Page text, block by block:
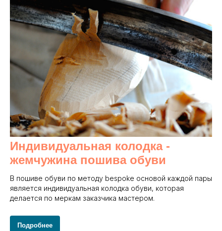
Индивидуальная колодка -
жемчужина пошива обуви
В пошиве обуви по методу bespoke основой каждой пары
является индивидуальная колодка обуви, которая
делается по меркам заказчика мастером.
Подробнее